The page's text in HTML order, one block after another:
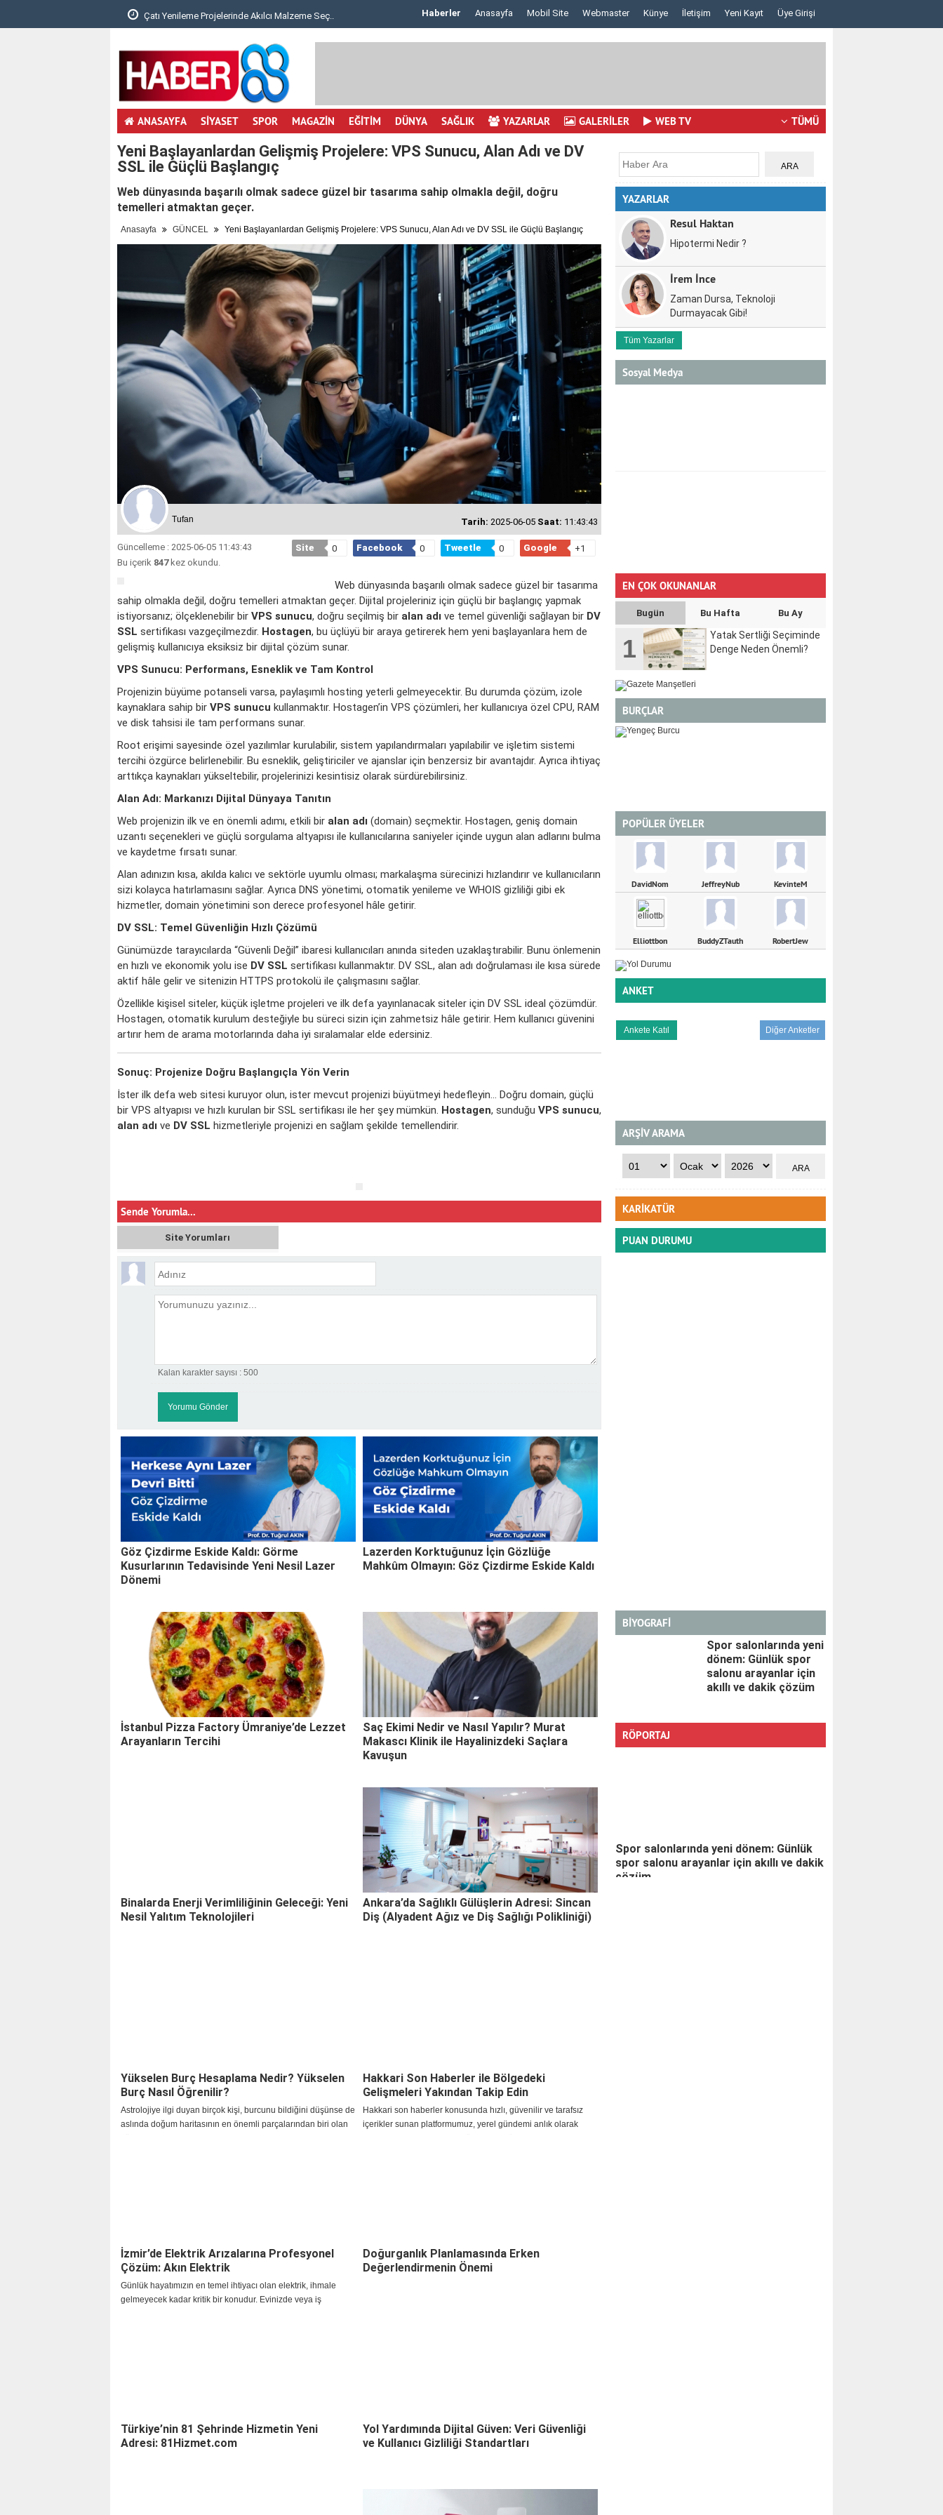
İçerik Üreticileri İçin Dengeli Etkileşim Str.. Göz Çizdirme Eskide Kaldı: Görme Kusurlarının.. Lazerden Korktuğunuz İçin Gözlüğe Mahkûm Olma..
Haberler Anasayfa Mobil Site Webmaster Künye İletişim Yeni Kayıt Üye Girişi
ANASAYFA SİYASET SPOR MAGAZİN EĞİTİM DÜNYA SAĞLIK YAZARLAR GALERİLER WEB TV TÜMÜ
Yeni Başlayanlardan Gelişmiş Projelere: VPS Sunucu, Alan Adı ve DV
SSL ile Güçlü Başlangıç
Web dünyasında başarılı olmak sadece güzel bir tasarıma sahip olmakla değil, doğru
temelleri atmaktan geçer.
Anasayfa GÜNCEL Yeni Başlayanlardan Gelişmiş Projelere: VPS Sunucu, Alan Adı ve DV SSL ile Güçlü Başlangıç
Tufan Tarih: 2025-06-05 Saat: 11:43:43
Güncelleme : 2025-06-05 11:43:43
Bu içerik 847kez okundu.
Site 0 Facebook 0 Tweetle 0 Google +1
Web dünyasında başarılı olmak sadece güzel bir tasarıma
sahip olmakla değil, doğru temelleri atmaktan geçer. Dijital projeleriniz için güçlü bir başlangıç yapmak
istiyorsanız; ölçeklenebilir bir VPS sunucu, doğru seçilmiş bir alan adı ve temel güvenliği sağlayan bir DV
SSL sertifikası vazgeçilmezdir. Hostagen, bu üçlüyü bir araya getirerek hem yeni başlayanlara hem de
gelişmiş kullanıcıya eksiksiz bir dijital çözüm sunar.
VPS Sunucu: Performans, Esneklik ve Tam Kontrol
Projenizin büyüme potanseli varsa, paylaşımlı hosting yeterli gelmeyecektir. Bu durumda çözüm, izole
kaynaklara sahip bir VPS sunucu kullanmaktır. Hostagen’in VPS çözümleri, her kullanıcıya özel CPU, RAM
ve disk tahsisi ile tam performans sunar.
Root erişimi sayesinde özel yazılımlar kurulabilir, sistem yapılandırmaları yapılabilir ve işletim sistemi
tercihi özgürce belirlenebilir. Bu esneklik, geliştiriciler ve ajanslar için benzersiz bir avantajdır. Ayrıca ihtiyaç
arttıkça kaynakları yükseltebilir, projelerinizi kesintisiz olarak sürdürebilirsiniz.
Alan Adı: Markanızı Dijital Dünyaya Tanıtın
Web projenizin ilk ve en önemli adımı, etkili bir alan adı (domain) seçmektir. Hostagen, geniş domain
uzantı seçenekleri ve güçlü sorgulama altyapısı ile kullanıcılarına saniyeler içinde uygun alan adlarını bulma
ve kaydetme fırsatı sunar.
Alan adınızın kısa, akılda kalıcı ve sektörle uyumlu olması; markalaşma sürecinizi hızlandırır ve kullanıcıların
sizi kolayca hatırlamasını sağlar. Ayrıca DNS yönetimi, otomatik yenileme ve WHOIS gizliliği gibi ek
hizmetler, domain yönetimini son derece profesyonel hâle getirir.
DV SSL: Temel Güvenliğin Hızlı Çözümü
Günümüzde tarayıcılarda “Güvenli Değil” ibaresi kullanıcıları anında siteden uzaklaştırabilir. Bunu önlemenin
en hızlı ve ekonomik yolu ise DV SSL sertifikası kullanmaktır. DV SSL, alan adı doğrulaması ile kısa sürede
aktif hâle gelir ve sitenizin HTTPS protokolü ile çalışmasını sağlar.
Özellikle kişisel siteler, küçük işletme projeleri ve ilk defa yayınlanacak siteler için DV SSL ideal çözümdür.
Hostagen, otomatik kurulum desteğiyle bu süreci sizin için zahmetsiz hâle getirir. Hem kullanıcı güvenini
artırır hem de arama motorlarında daha iyi sıralamalar elde edersiniz.
Sonuç: Projenize Doğru Başlangıçla Yön Verin
İster ilk defa web sitesi kuruyor olun, ister mevcut projenizi büyütmeyi hedefleyin… Doğru domain, güçlü
bir VPS altyapısı ve hızlı kurulan bir SSL sertifikası ile her şey mümkün. Hostagen, sunduğu VPS sunucu,
alan adı ve DV SSL hizmetleriyle projenizi en sağlam şekilde temellendirir.
Sende Yorumla...
Site Yorumları
Kalan karakter sayısı : 500
Göz Çizdirme Eskide Kaldı: Görme
Kusurlarının Tedavisinde Yeni Nesil Lazer
Dönemi
Lazerden Korktuğunuz İçin Gözlüğe
Mahkûm Olmayın: Göz Çizdirme Eskide Kaldı
İstanbul Pizza Factory Ümraniye’de Lezzet
Arayanların Tercihi
Saç Ekimi Nedir ve Nasıl Yapılır? Murat
Makascı Klinik ile Hayalinizdeki Saçlara
Kavuşun
Binalarda Enerji Verimliliğinin Geleceği: Yeni
Nesil Yalıtım Teknolojileri
Ankara’da Sağlıklı Gülüşlerin Adresi: Sincan
Diş (Alyadent Ağız ve Diş Sağlığı Polikliniği)
Yükselen Burç Hesaplama Nedir? Yükselen
Burç Nasıl Öğrenilir?
Astrolojiye ilgi duyan birçok kişi, burcunu bildiğini düşünse de
aslında doğum haritasının en önemli parçalarından biri olan
Hakkari Son Haberler ile Bölgedeki
Gelişmeleri Yakından Takip Edin
Hakkari son haberler konusunda hızlı, güvenilir ve tarafsız
içerikler sunan platformumuz, yerel gündemi anlık olarak
İzmir’de Elektrik Arızalarına Profesyonel
Çözüm: Akın Elektrik
Günlük hayatımızın en temel ihtiyacı olan elektrik, ihmale
gelmeyecek kadar kritik bir konudur. Evinizde veya iş
Doğurganlık Planlamasında Erken
Değerlendirmenin Önemi
Türkiye’nin 81 Şehrinde Hizmetin Yeni
Adresi: 81Hizmet.com
Yol Yardımında Dijital Güven: Veri Güvenliği
ve Kullanıcı Gizliliği Standartları
YAZARLAR
Resul Haktan
Hipotermi Nedir ?
İrem İnce
Zaman Dursa, Teknoloji
Durmayacak Gibi!
Tüm Yazarlar
Sosyal Medya
EN ÇOK OKUNANLAR
Bugün Bu Hafta Bu Ay
1
Yatak Sertliği Seçiminde
Denge Neden Önemli?
BURÇLAR
BOĞA
POPÜLER ÜYELER
DavidNom JeffreyNub KevinteM
Elliottbon BuddyZTauth RobertJew
ANKET
Diğer Anketler
ARŞİV ARAMA
KARİKATÜR
PUAN DURUMU
BİYOGRAFİ
Spor salonlarında yeni
dönem: Günlük spor
salonu arayanlar için
akıllı ve dakik çözüm
RÖPORTAJ
Spor salonlarında yeni dönem: Günlük
spor salonu arayanlar için akıllı ve dakik
çözüm